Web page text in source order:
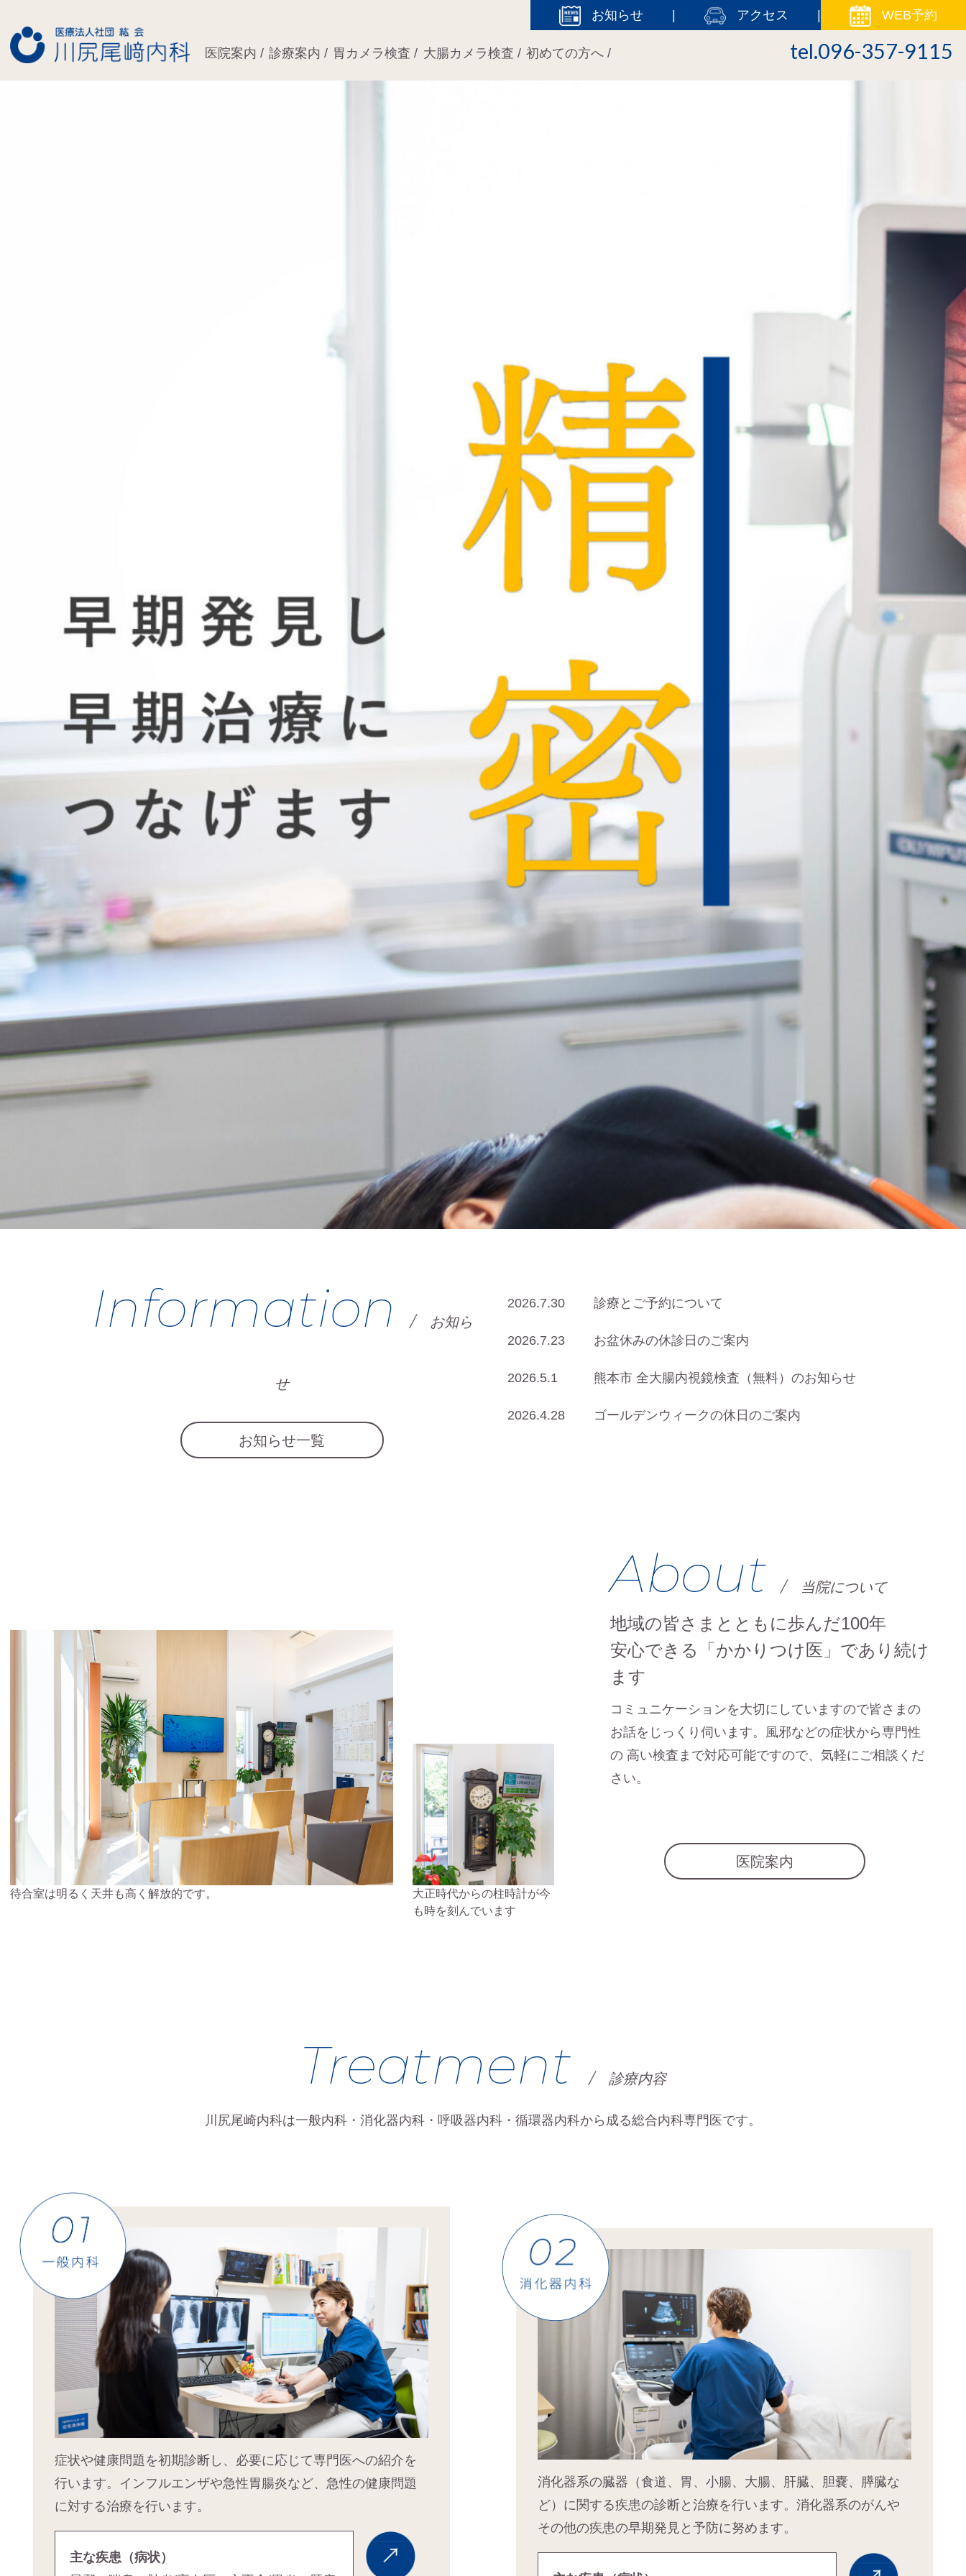
医院案内 診療案内 胃カメラ検査 大腸カメラ検査 初めての方へ tel.096-357-9115
お知らせ アクセス WEB予約
Information / お知ら
せ
お知らせ一覧
2026.7.30 診療とご予約について
2026.7.23 お盆休みの休診日のご案内
2026.5.1 熊本市 全大腸内視鏡検査（無料）のお知らせ
2026.4.28 ゴールデンウィークの休日のご案内
待合室は明るく天井も高く解放的です。
大正時代からの柱時計が今
も時を刻んでいます
About / 当院について
地域の皆さまとともに歩んだ100年
安心できる「かかりつけ医」であり続け
ます
コミュニケーションを大切にしていますので皆さまの
お話をじっくり伺います。風邪などの症状から専門性
の 高い検査まで対応可能ですので、気軽にご相談くだ
さい。
医院案内
Treatment / 診療内容
川尻尾崎内科は一般内科・消化器内科・呼吸器内科・循環器内科から成る総合内科専門医です。
症状や健康問題を初期診断し、必要に応じて専門医への紹介を
行います。インフルエンザや急性胃腸炎など、急性の健康問題
に対する治療を行います。
主な疾患（病状）
消化器系の臓器（食道、胃、小腸、大腸、肝臓、胆嚢、膵臓な
ど）に関する疾患の診断と治療を行います。消化器系のがんや
その他の疾患の早期発見と予防に努めます。